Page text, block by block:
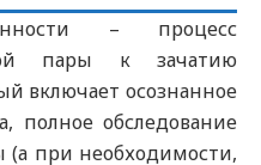
– процесс
пары к зачатию
включает осознанное
полное обследование
при необходимости,